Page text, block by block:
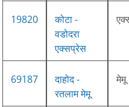
19820
कोटा -
वडोदरा
एक्सप्रेस
69187
दाहोद -
रतलाम मेमू
मेमू